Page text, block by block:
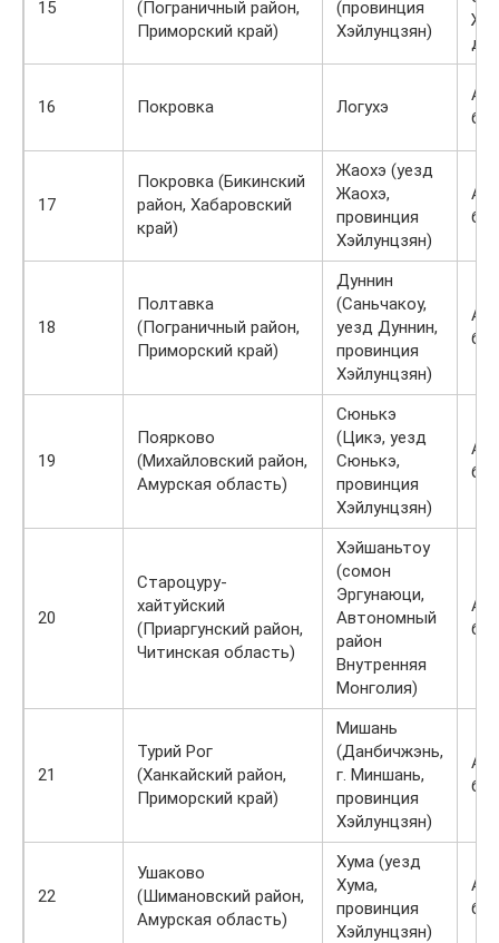
15
(Пограничный район,
Приморский край)
(провинция
Хэйлунцзян)
16 Покровка Логухэ
17
Покровка (Бикинский
район, Хабаровский
край)
Жаохэ (уезд
Жаохэ,
провинция
Хэйлунцзян)
18
Полтавка
(Пограничный район,
Приморский край)
Дуннин
(Саньчакоу,
уезд Дуннин,
провинция
Хэйлунцзян)
19
Поярково
(Михайловский район,
Амурская область)
Сюнькэ
(Цикэ, уезд
Сюнькэ,
провинция
Хэйлунцзян)
20
Староцуру-
хайтуйский
(Приаргунский район,
Читинская область)
Хэйшаньтоу
(сомон
Эргунаюци,
Автономный
район
Внутренняя
Монголия)
21
Турий Рог
(Ханкайский район,
Приморский край)
Мишань
(Данбичжэнь,
г. Миншань,
провинция
Хэйлунцзян)
22
Ушаково
(Шимановский район,
Амурская область)
Хума (уезд
Хума,
провинция
Хэйлунцзян)